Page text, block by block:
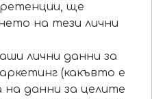
ще
на тези лични
лични данни за
(какъвто е
данни за целите